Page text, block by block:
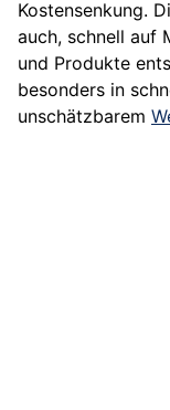
Kostensenkung.
auch, schnell auf
und Produkte
besonders in
unschätzbarem